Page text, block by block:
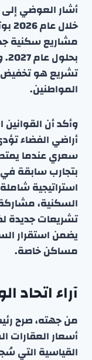
أشار العوضي
مشاريع سكنية
تشريع هو تخفيض
المواطنين.
وأكد أن
أراضي الفضاء
سعري عندما
استراتيجية
السكنية، مشاركة
تشريعات جديدة
يضمن استقرار
مساكن خاصة.
آراء
من جهته، صرح
أسعار العقارات